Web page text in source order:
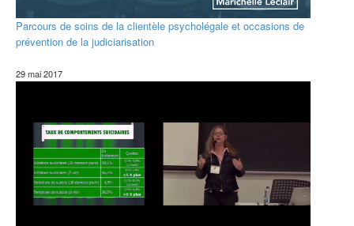
Parcours de soins de la clientèle psycholégale et occasions de
prévention de la judiciarisation
29 mai 2017